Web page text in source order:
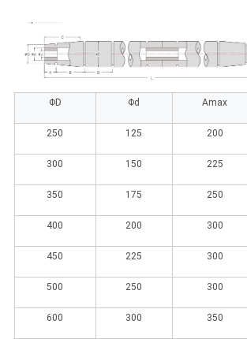
ΦD Φd Amax
250 125 200
300 150 225
350 175 250
400 200 300
450 225 300
500 250 300
600 300 350